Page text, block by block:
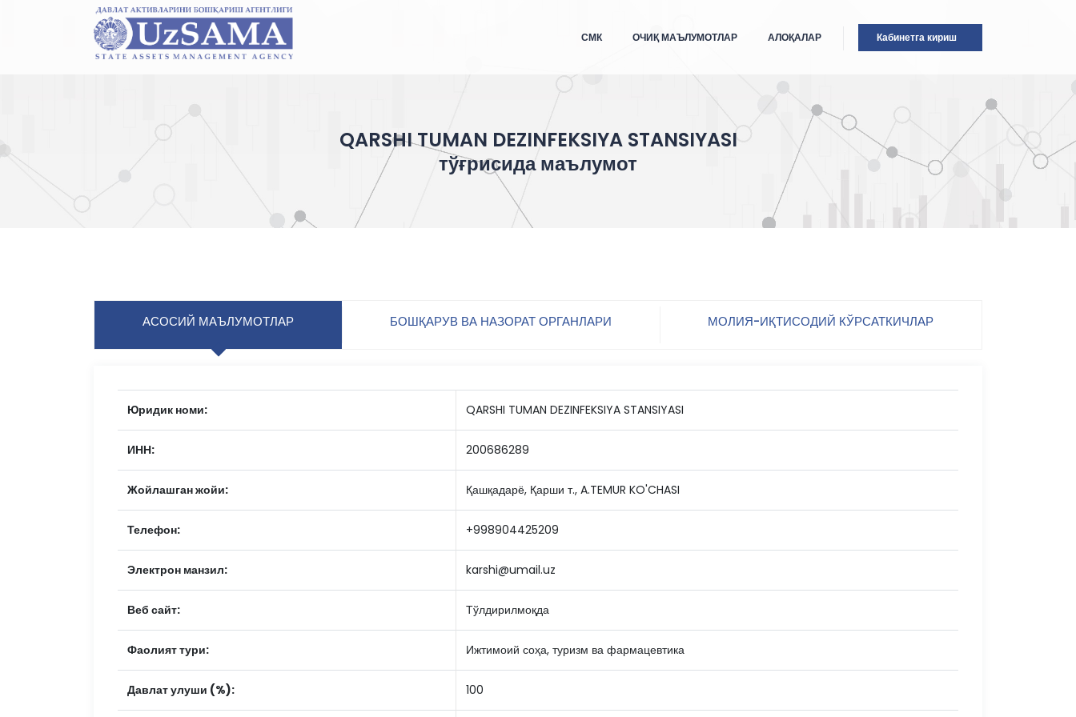
Кабинетга кириш
СМК ОЧИҚ МАЪЛУМОТЛАР АЛОҚАЛАР
QARSHI TUMAN DEZINFEKSIYA STANSIYASI
тўғрисида маълумот
АСОСИЙ МАЪЛУМОТЛАР БОШҚАРУВ ВА НАЗОРАТ ОРГАНЛАРИ МОЛИЯ-ИҚТИСОДИЙ КЎРСАТКИЧЛАР
Юридик номи: QARSHI TUMAN DEZINFEKSIYA STANSIYASI
ИНН: 200686289
Жойлашган жойи: Қашқадарё, Қарши т., A.TEMUR KO'CHASI
Телефон: +998904425209
Электрон манзил: karshi@umail.uz
Веб сайт: Тўлдирилмоқда
Фаолият тури: Ижтимоий соҳа, туризм ва фармацевтика
Давлат улуши (%): 100